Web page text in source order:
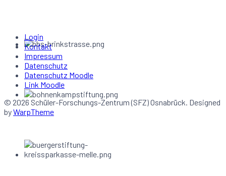
Login
Kontakt
Impressum
Datenschutz
Datenschutz Moodle
Link Moodle
© 2026 Schüler-Forschungs-Zentrum (SFZ) Osnabrück. Designed
byWarpTheme